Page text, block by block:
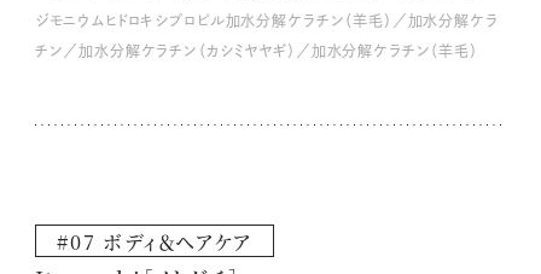
ジモニウムヒドロキシプロピル加水分解ケラチン（羊毛）／加水分解ケラ
チン／加水分解ケラチン（カシミヤヤギ）／加水分解ケラチン（羊毛）
#07 ボディ＆ヘアケア